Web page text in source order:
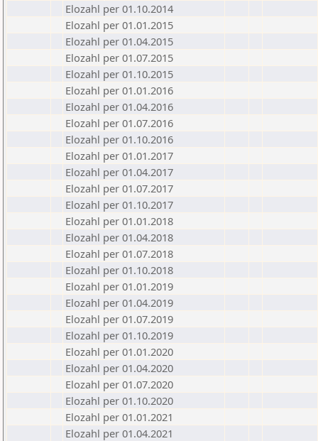
Elozahl per 01.10.2014
Elozahl per 01.01.2015
Elozahl per 01.04.2015
Elozahl per 01.07.2015
Elozahl per 01.10.2015
Elozahl per 01.01.2016
Elozahl per 01.04.2016
Elozahl per 01.07.2016
Elozahl per 01.10.2016
Elozahl per 01.01.2017
Elozahl per 01.04.2017
Elozahl per 01.07.2017
Elozahl per 01.10.2017
Elozahl per 01.01.2018
Elozahl per 01.04.2018
Elozahl per 01.07.2018
Elozahl per 01.10.2018
Elozahl per 01.01.2019
Elozahl per 01.04.2019
Elozahl per 01.07.2019
Elozahl per 01.10.2019
Elozahl per 01.01.2020
Elozahl per 01.04.2020
Elozahl per 01.07.2020
Elozahl per 01.10.2020
Elozahl per 01.01.2021
Elozahl per 01.04.2021